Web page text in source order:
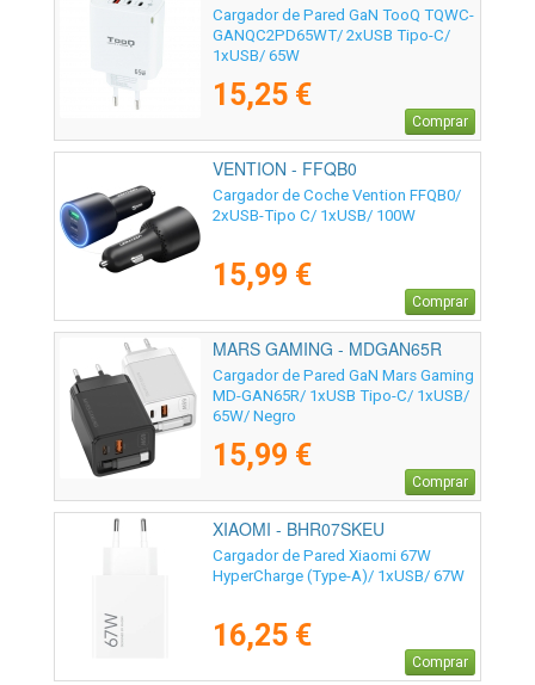
Cargador de Pared GaN TooQ TQWC-
GANQC2PD65WT/ 2xUSB Tipo-C/
1xUSB/ 65W
15,25 €
Comprar
VENTION - FFQB0
Cargador de Coche Vention FFQB0/
2xUSB-Tipo C/ 1xUSB/ 100W
15,99 €
Comprar
MARS GAMING - MDGAN65R
Cargador de Pared GaN Mars Gaming
MD-GAN65R/ 1xUSB Tipo-C/ 1xUSB/
65W/ Negro
15,99 €
Comprar
XIAOMI - BHR07SKEU
Cargador de Pared Xiaomi 67W
HyperCharge (Type-A)/ 1xUSB/ 67W
16,25 €
Comprar